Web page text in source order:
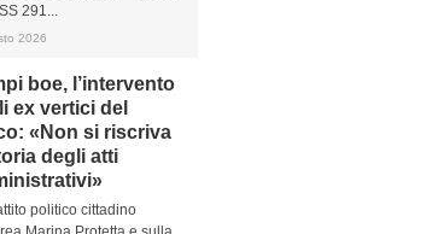
291...
2026
boe, l’intervento
ex vertici del
«Non si riscriva
degli atti
politico cittadino